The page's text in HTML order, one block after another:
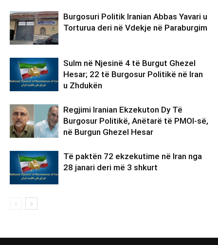
Burgosuri Politik Iranian Abbas Yavari u
Torturua deri në Vdekje në Paraburgim
Sulm në Njesinë 4 të Burgut Ghezel
Hesar; 22 të Burgosur Politikë në Iran
u Zhdukën
Regjimi Iranian Ekzekuton Dy Të
Burgosur Politikë, Anëtarë të PMOI-së,
në Burgun Ghezel Hesar
Të paktën 72 ekzekutime në Iran nga
28 janari deri më 3 shkurt